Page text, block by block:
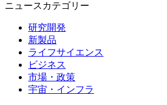
ニュースカテゴリー
研究開発
新製品
ライフサイエンス
ビジネス
市場・政策
宇宙・インフラ